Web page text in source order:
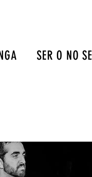
SER O NO